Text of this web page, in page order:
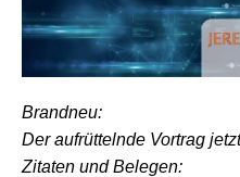
Brandneu:
Der aufrüttelnde Vortrag
Zitaten und Belegen: